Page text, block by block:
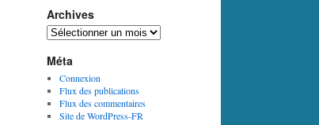
Archives
Archives
Méta
Connexion
Flux des publications
Flux des commentaires
Site de WordPress-FR